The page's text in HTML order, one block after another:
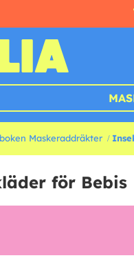
Maskeraddräkter
för Bebis